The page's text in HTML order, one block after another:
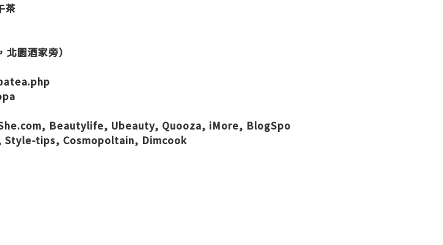
茶
園酒家旁）
, Beautylife, Ubeauty, Quooza, iMore, BlogSpo
Style-tips, Cosmopoltain, Dimcook